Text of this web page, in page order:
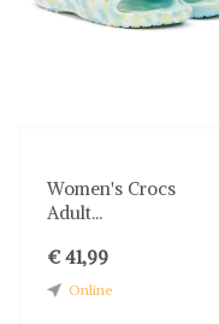
Women's Crocs
Adult...
€ 41,99
Online